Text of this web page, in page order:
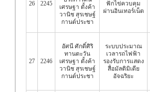
26 2245
เศรษฐา ตั้งค้า
วานิช สุรเชษฐ์
กานต์ประชา
ฟักไข่ควบคุม
ผ่านอินเทอร์เน็ต
27 2246
อัศนี ศักดิ์ศิริ
ทานตะวัน
เศรษฐา ตั้งค้า
วานิช สุรเชษฐ์
กานต์ประชา
ระบบประมาณ
เวลารถไฟฟ้า
รองรับการแสดง
สื่อมัลติมิเดีย
อัจฉริยะ